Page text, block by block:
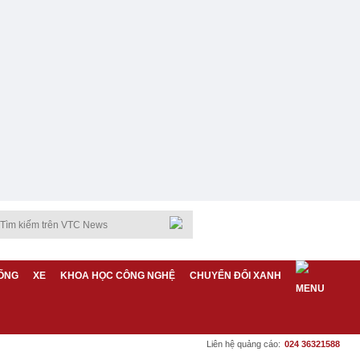
XE KHOA HỌC CÔNG NGHỆ CHUYỂN ĐỔI XANH
Liên hệ quảng cáo: 024 36321588